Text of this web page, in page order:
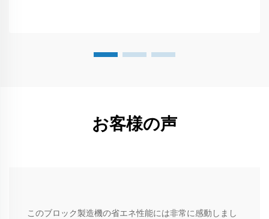
お客様の声
このブロック製造機の省エネ性能には非常に感動しまし